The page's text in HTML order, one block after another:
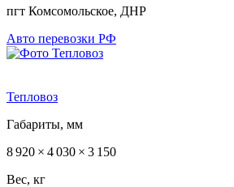
пгт Комсомольское, ДНР
Авто перевозки РФ
Тепловоз
Габариты, мм
8 920 × 4 030 × 3 150
Вес, кг